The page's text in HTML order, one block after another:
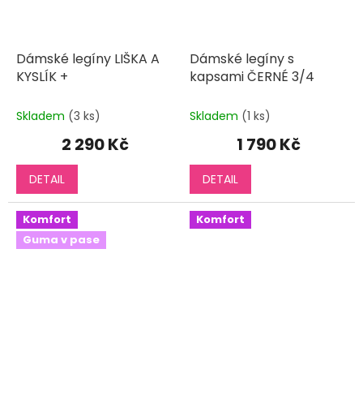
Dámské legíny LIŠKA A
KYSLÍK +
Skladem (3 ks)
2 290 Kč
DETAIL
Dámské legíny s
kapsami ČERNÉ 3/4
Skladem (1 ks)
1 790 Kč
DETAIL
Komfort
Guma v pase
Komfort